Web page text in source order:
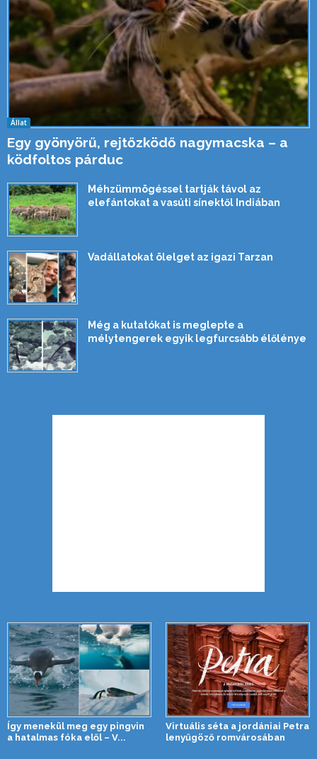
Állat
Egy gyönyörű, rejtőzködő nagymacska – a
ködfoltos párduc
Méhzümmögéssel tartják távol az
elefántokat a vasúti sínektől Indiában
Vadállatokat ölelget az igazi Tarzan
Még a kutatókat is meglepte a
mélytengerek egyik legfurcsább élőlénye
Így menekül meg egy pingvin
a hatalmas fóka elől – V...
Virtuális séta a jordániai Petra
lenyűgöző romvárosában